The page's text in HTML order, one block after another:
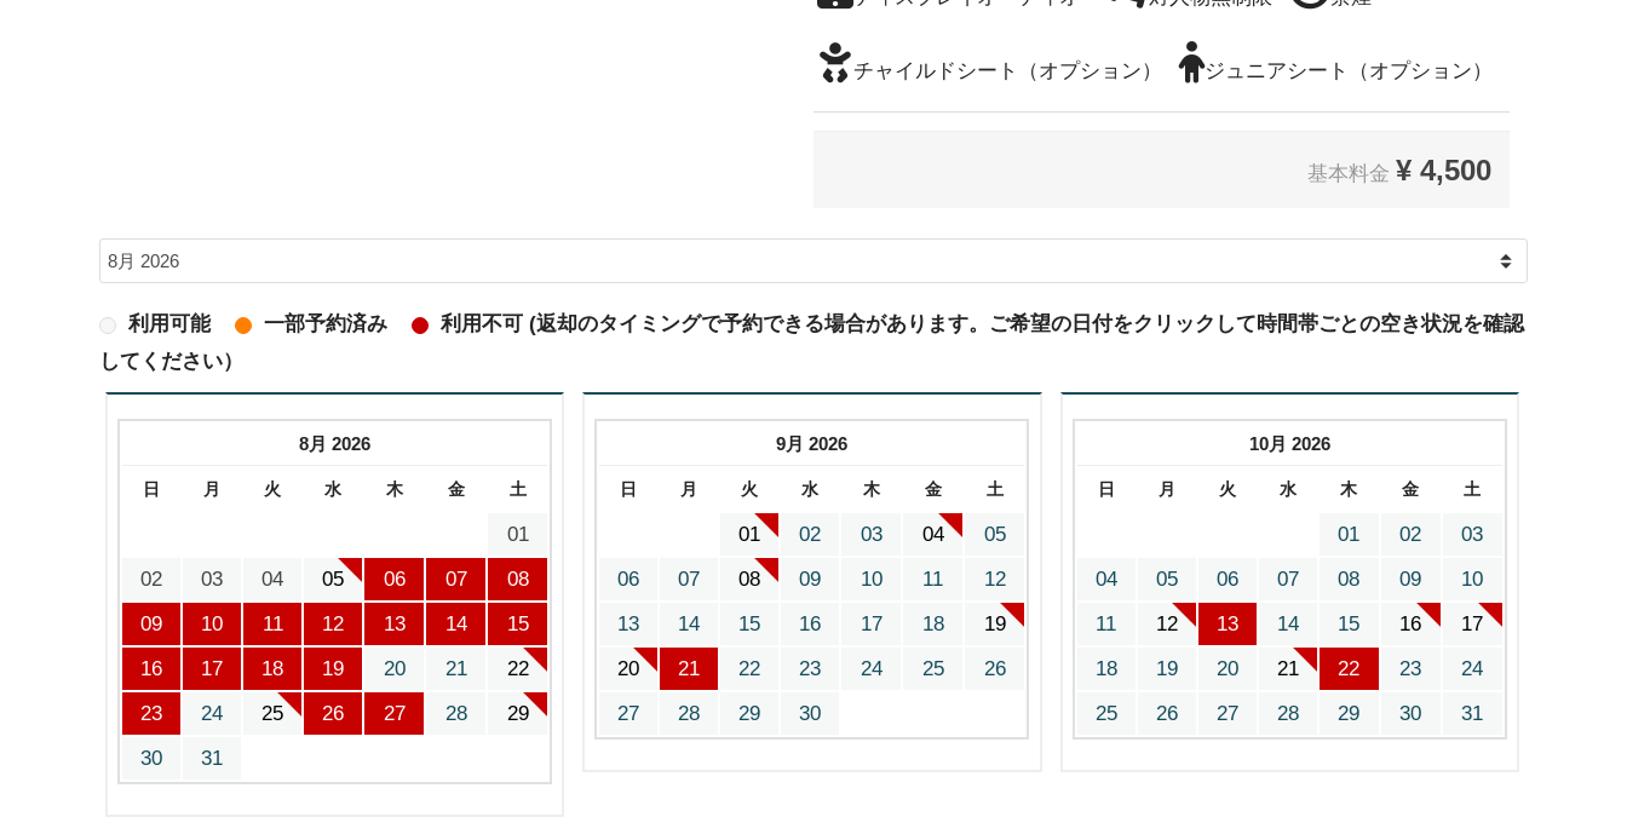
チャイルドシート（オプション） ジュニアシート（オプション）
基本料金 ¥ 4,500
利用可能 一部予約済み
利用不可 (返却のタイミングで予約できる場合があります。ご希望の日付をクリックして時間帯ごとの空き状況を確認
してください）
8月 2026
日 月 火 水 木 金 土
01
02
03 04 05 06 07
08
09
10 11 12 13 14
15
16
17 18 19 20 21
22
23
24 25 26 27 28
29
30
31
9月 2026
日 月 火 水 木 金 土
01 02 03 04
05
06
07 08 09 10 11
12
13
14 15 16 17 18
19
20
21 22 23 24 25
26
27
28 29 30
10月 2026
日 月 火 水 木 金 土
01 02
03
04
05 06 07 08 09
10
11
12 13 14 15 16
17
18
19 20 21 22 23
24
25
26 27 28 29 30 31